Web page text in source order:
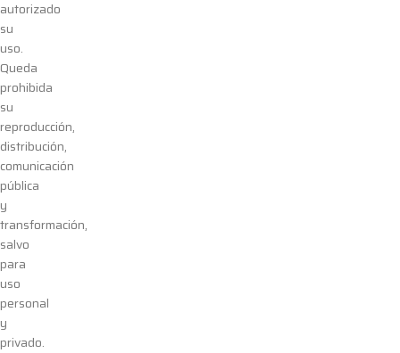
autorizado
su
uso.
Queda
prohibida
su
reproducción,
distribución,
comunicación
pública
y
transformación,
salvo
para
uso
personal
y
privado.